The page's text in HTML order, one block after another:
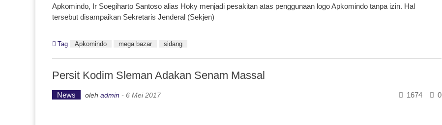
Apkomindo, Ir Soegiharto Santoso alias Hoky menjadi pesakitan atas penggunaan logo Apkomindo tanpa izin. Hal
tersebut disampaikan Sekretaris Jenderal (Sekjen)
Tag Apkomindo mega bazar sidang
Persit Kodim Sleman Adakan Senam Massal
News oleh admin - 6 Mei 2017 0
1674